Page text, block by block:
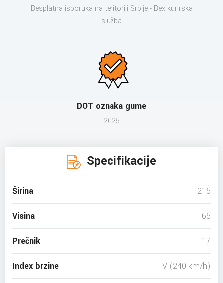
Besplatna isporuka na teritoriji Srbije - Bex kurirska
služba
DOT oznaka gume
2025
Specifikacije
Širina 215
Visina 65
Prečnik 17
Index brzine V (240 km/h)